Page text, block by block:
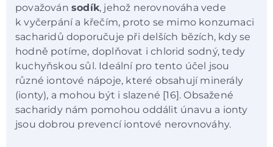
považován sodík, jehož nerovnováha vede
k vyčerpání a křečím, proto se mimo konzumaci
sacharidů doporučuje při delších bězích, kdy se
hodně potíme, doplňovat i chlorid sodný, tedy
kuchyňskou sůl. Ideální pro tento účel jsou
různé iontové nápoje, které obsahují minerály
(ionty), a mohou být i slazené [16]. Obsažené
sacharidy nám pomohou oddálit únavu a ionty
jsou dobrou prevencí iontové nerovnováhy.